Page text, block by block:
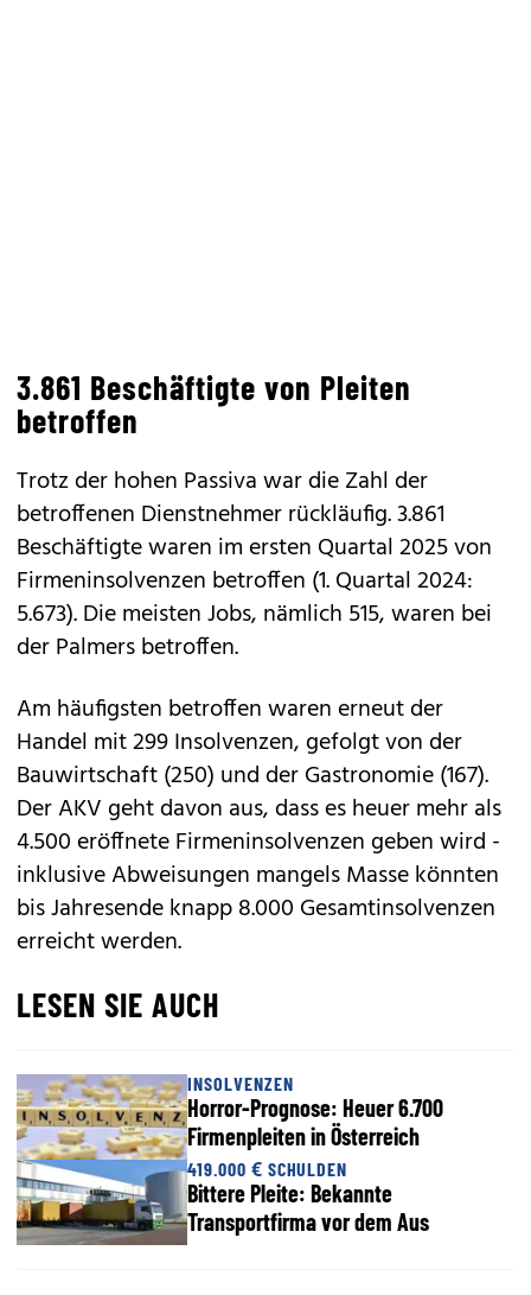
3.861 Beschäftigte von Pleiten
betroffen
Trotz der hohen Passiva war die Zahl der
betroffenen Dienstnehmer rückläufig. 3.861
Beschäftigte waren im ersten Quartal 2025 von
Firmeninsolvenzen betroffen (1. Quartal 2024:
5.673). Die meisten Jobs, nämlich 515, waren bei
der Palmers betroffen.
Am häufigsten betroffen waren erneut der
Handel mit 299 Insolvenzen, gefolgt von der
Bauwirtschaft (250) und der Gastronomie (167).
Der AKV geht davon aus, dass es heuer mehr als
4.500 eröffnete Firmeninsolvenzen geben wird -
inklusive Abweisungen mangels Masse könnten
bis Jahresende knapp 8.000 Gesamtinsolvenzen
erreicht werden.
LESEN SIE AUCH
INSOLVENZEN
Horror-Prognose: Heuer 6.700
Firmenpleiten in Österreich
419.000 € SCHULDEN
Bittere Pleite: Bekannte
Transportfirma vor dem Aus